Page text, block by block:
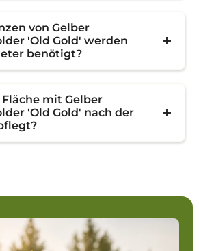
von Gelber
'Old Gold' werden
benötigt?
mit Gelber
'Old Gold' nach der